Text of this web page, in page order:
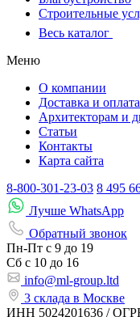
Строительные
Весь каталог
Меню
О компании
Доставка и оплата
Архитекторам и
Статьи
Контакты
Карта сайта
8-800-301-23-03 8 495
Лучше WhatsApp
Обратный звонок
Пн-Пт с 9 до 19
Сб с 10 до 16
info@ml-group.ltd
3 склада в Москве
ИНН 5024201636 /